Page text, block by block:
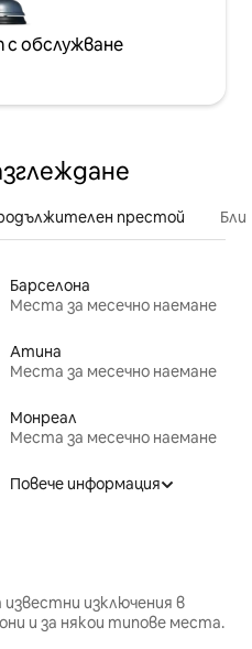
обслужване
престой
Барселона
Места за месечно наемане
Атина
Места за месечно наемане
Монреал
Места за месечно наемане
Повече информация
изключения в
и за някои типове места.